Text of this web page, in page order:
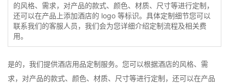
的风格、需求，对产品的款式、颜色、材质、尺寸等进行定制，
还可以在产品上添加酒店的 logo 等标识。具体定制细节您可以
联系我们的客服人员，我们会为您详细介绍定制流程及相关费
用。
是的，我们提供酒店用品定制服务。您可以根据酒店的风格、需
求，对产品的款式、颜色、材质、尺寸等进行定制，还可以在产品